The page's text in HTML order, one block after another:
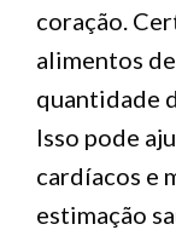
coração.
alimentos
quantidade
Isso pode
cardíacos e
estimação